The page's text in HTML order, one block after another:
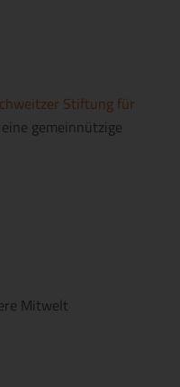
Stiftung für
gemeinnützige
Mitwelt